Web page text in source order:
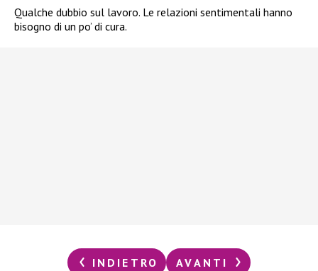
Qualche dubbio sul lavoro. Le relazioni sentimentali hanno
bisogno di un po’ di cura.
INDIETRO AVANTI